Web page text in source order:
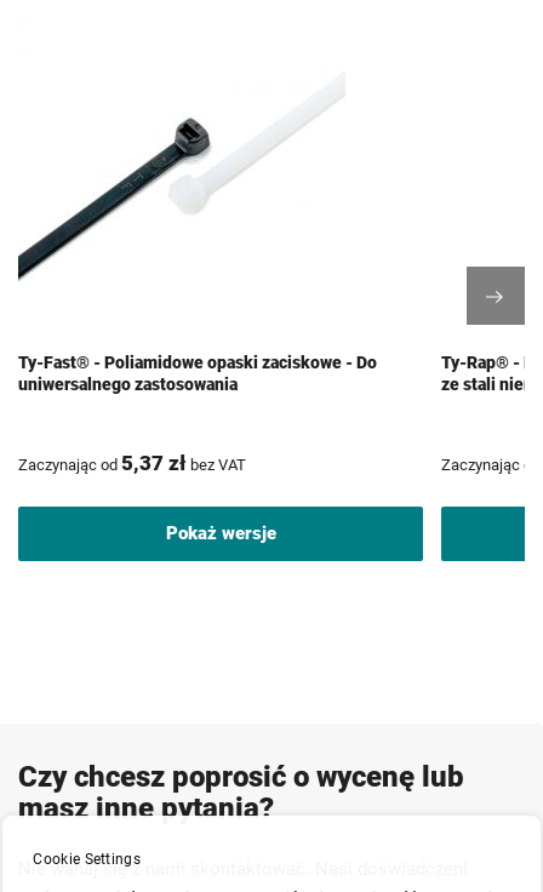
Ty-Fast® - Poliamidowe opaski zaciskowe - Do
uniwersalnego zastosowania
Zaczynając od 5,37 zł bez VAT
Pokaż wersje
Ty-Rap® -
ze stali
Zaczynając od
Czy chcesz poprosić o wycenę lub
masz inne pytania?
Nie wahaj się z nami skontaktować. Nasi doświadczeni
Cookie Settings